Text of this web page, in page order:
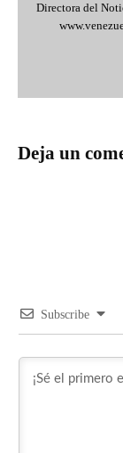
Directora del
Deja un
Subscribe